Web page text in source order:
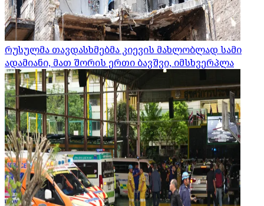
რუსულმა თავდასხმებმა კიევის მახლობლად სამი
ადამიანი, მათ შორის ერთი ბავშვი, იმსხვერპლა